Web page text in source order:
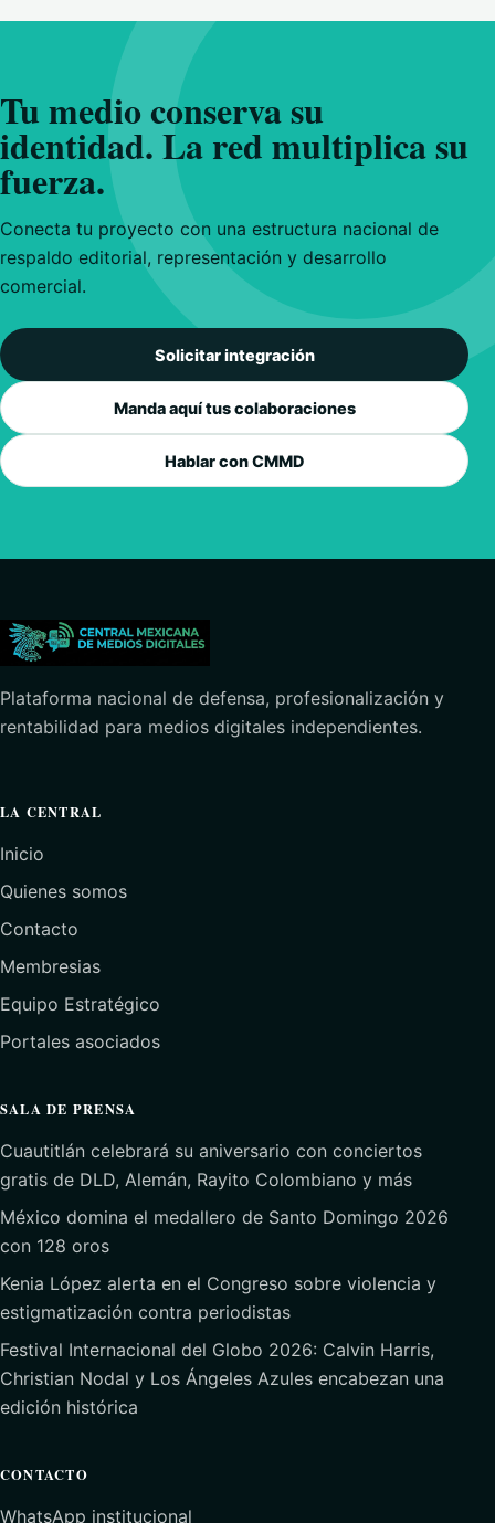
Tu medio conserva su
identidad. La red multiplica su
fuerza.
Conecta tu proyecto con una estructura nacional de
respaldo editorial, representación y desarrollo
comercial.
Solicitar integración
Manda aquí tus colaboraciones
Hablar con CMMD
Plataforma nacional de defensa, profesionalización y
rentabilidad para medios digitales independientes.
LA CENTRAL
Inicio
Quienes somos
Contacto
Membresias
Equipo Estratégico
Portales asociados
SALA DE PRENSA
Cuautitlán celebrará su aniversario con conciertos
gratis de DLD, Alemán, Rayito Colombiano y más
México domina el medallero de Santo Domingo 2026
con 128 oros
Kenia López alerta en el Congreso sobre violencia y
estigmatización contra periodistas
Festival Internacional del Globo 2026: Calvin Harris,
Christian Nodal y Los Ángeles Azules encabezan una
edición histórica
CONTACTO
WhatsApp institucional